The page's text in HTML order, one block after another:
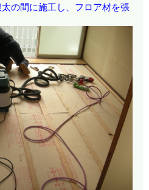
の間に施工し、フロア材を張